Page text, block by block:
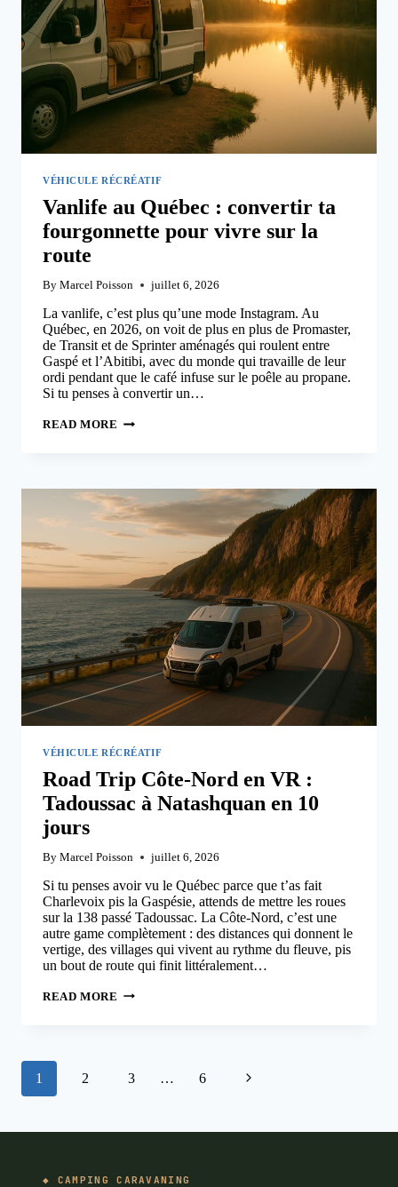
VÉHICULE RÉCRÉATIF
Vanlife au Québec : convertir ta
fourgonnette pour vivre sur la
route
By Marcel Poisson juillet 6, 2026
La vanlife, c’est plus qu’une mode Instagram. Au
Québec, en 2026, on voit de plus en plus de Promaster,
de Transit et de Sprinter aménagés qui roulent entre
Gaspé et l’Abitibi, avec du monde qui travaille de leur
ordi pendant que le café infuse sur le poêle au propane.
Si tu penses à convertir un…
READ MORE VANLIFE
FOURGONNETTE
POUR
VIVRE
SUR
ROUTE
VÉHICULE RÉCRÉATIF
Road Trip Côte-Nord en VR :
Tadoussac à Natashquan en 10
jours
By Marcel Poisson juillet 6, 2026
Si tu penses avoir vu le Québec parce que t’as fait
Charlevoix pis la Gaspésie, attends de mettre les roues
sur la 138 passé Tadoussac. La Côte-Nord, c’est une
autre game complètement : des distances qui donnent le
vertige, des villages qui vivent au rythme du fleuve, pis
un bout de route qui finit littéralement…
READ MORE ROAD
TADOUSSAC
10
Page
navigation
1 2 3 … 6 Next
CAMPING CARAVANING